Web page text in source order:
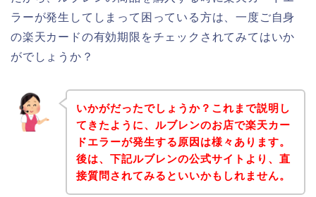
ラーが発生してしまって困っている方は、一度ご自身
の楽天カードの有効期限をチェックされてみてはいか
がでしょうか？
いかがだったでしょうか？これまで説明し
てきたように、ルブレンのお店で楽天カー
ドエラーが発生する原因は様々あります。
後は、下記ルブレンの公式サイトより、直
接質問されてみるといいかもしれません。